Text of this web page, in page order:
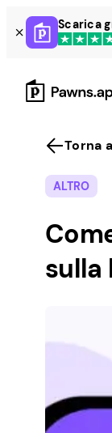
Skip
to
content
Scarica
Torna
ALTRO